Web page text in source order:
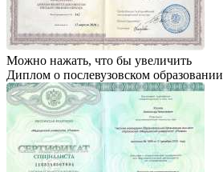
Можно нажать, что бы увеличить
Диплом о послевузовском образовании